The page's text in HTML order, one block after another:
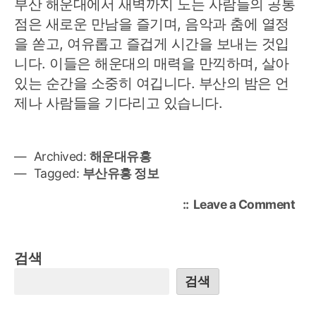
부산 해운대에서 새벽까지 노는 사람들의 공통
점은 새로운 만남을 즐기며, 음악과 춤에 열정
을 쏟고, 여유롭고 즐겁게 시간을 보내는 것입
니다. 이들은 해운대의 매력을 만끽하며, 살아
있는 순간을 소중히 여깁니다. 부산의 밤은 언
제나 사람들을 기다리고 있습니다.
Archived: 해운대유흥
Tagged: 부산유흥 정보
Leave a Commenton
검색
검색